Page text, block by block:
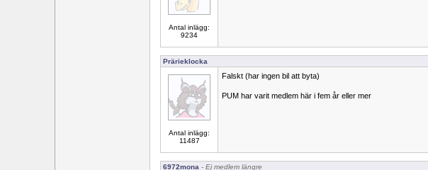
Antal inlägg:
9234
Prärieklocka
Antal inlägg:
11487
Falskt (har ingen bil att byta)
PUM har varit medlem här i fem år eller mer
6972mona - Ej medlem längre